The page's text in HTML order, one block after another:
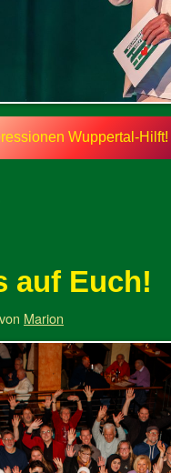
Wuppertal-
auf Euch!
von Marion